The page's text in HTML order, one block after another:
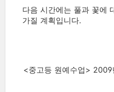
다음 시간에는 풀과 꽃에
가질 계획입니다.
<중고등 원예수업>